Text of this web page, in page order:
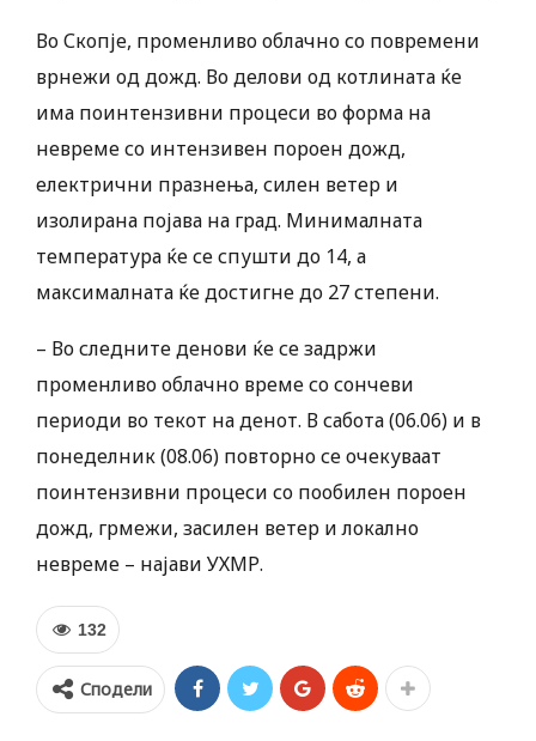
Во Скопје, променливо облачно со повремени
врнежи од дожд. Во делови од котлината ќе
има поинтензивни процеси во форма на
невреме со интензивен пороен дожд,
електрични празнења, силен ветер и
изолирана појава на град. Минималната
температура ќе се спушти до 14, а
максималната ќе достигне до 27 степени.
– Во следните денови ќе се задржи
променливо облачно време со сончеви
периоди во текот на денот. В сабота (06.06) и в
понеделник (08.06) повторно се очекуваат
поинтензивни процеси со пообилен пороен
дожд, грмежи, засилен ветер и локално
невреме – најави УХМР.
132
Сподели